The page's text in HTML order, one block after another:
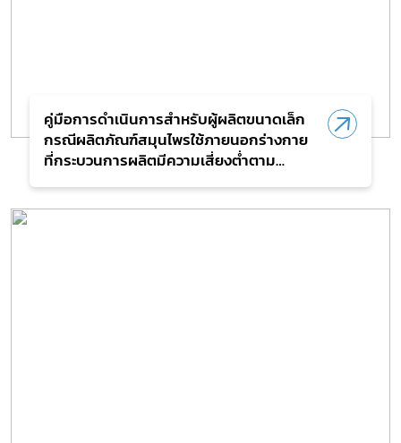
คู่มือการดำเนินการสำหรับผู้ผลิตขนาดเล็ก
กรณีผลิตภัณฑ์สมุนไพรใช้ภายนอกร่างกาย
ที่กระบวนการผลิตมีความเสี่ยงต่ำตาม